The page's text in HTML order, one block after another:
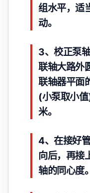
组水平，适
动。
3、校正泵
联轴大路外
联轴器平面
(小泵取小
米。
4、在接好
向后，再接
轴的同心度。